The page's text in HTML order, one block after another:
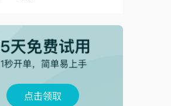
点击领取